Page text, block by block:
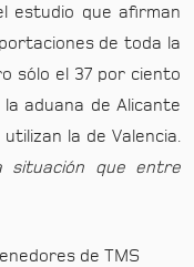
estudio que afirman
de toda la
sólo el 37 por ciento
aduana de Alicante
la de Valencia.
situación que entre